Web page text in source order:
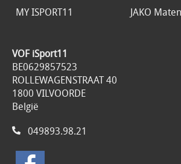
MY ISPORT11 JAKO
VOF iSport11
BE0629857523
ROLLEWAGENSTRAAT 40
1800 VILVOORDE
België
049893.98.21